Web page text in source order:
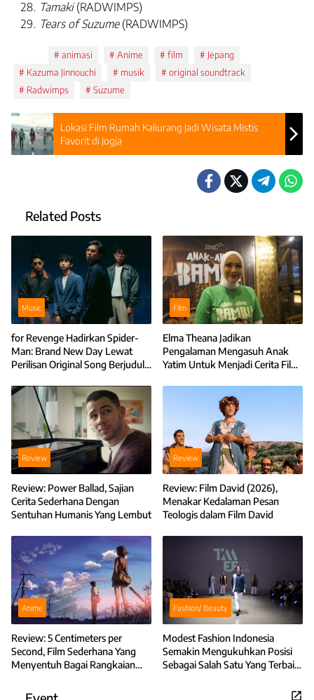
Tamaki(RADWIMPS)
Tears of Suzume(RADWIMPS)
animasi Anime film
Jepang
Kazuma Jinnouchi
musik
original soundtrack
Radwimps
Suzume
Lokasi Film Rumah Kaliurang Jadi Wisata Mistis
Favorit di Jogja
Related Posts
Music
for Revenge Hadirkan Spider-
Man: Brand New Day Lewat
Perilisan Original Song Berjudul I
Film
Elma Theana Jadikan
Pengalaman Mengasuh Anak
Yatim Untuk Menjadi Cerita Film
Review
Review: Power Ballad, Sajian
Cerita Sederhana Dengan
Sentuhan Humanis Yang Lembut
Review
Review: Film David (2026),
Menakar Kedalaman Pesan
Teologis dalam Film David
Anime
Review: 5 Centimeters per
Second, Film Sederhana Yang
Menyentuh Bagai Rangkaian
Fashion/ Beauty
Modest Fashion Indonesia
Semakin Mengukuhkan Posisi
Sebagai Salah Satu Yang Terbaik